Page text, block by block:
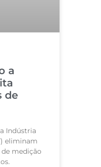
a
de
Indústria
eliminam
medição